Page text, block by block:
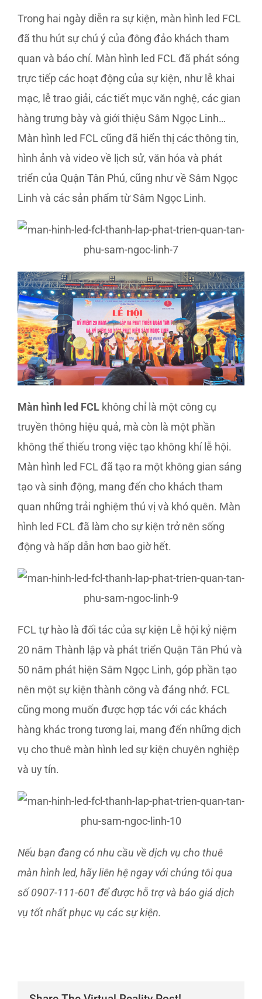
Trong hai ngày diễn ra sự kiện, màn hình led FCL
đã thu hút sự chú ý của đông đảo khách tham
quan và báo chí. Màn hình led FCL đã phát sóng
trực tiếp các hoạt động của sự kiện, như lễ khai
mạc, lễ trao giải, các tiết mục văn nghệ, các gian
hàng trưng bày và giới thiệu Sâm Ngọc Linh…
Màn hình led FCL cũng đã hiển thị các thông tin,
hình ảnh và video về lịch sử, văn hóa và phát
triển của Quận Tân Phú, cũng như về Sâm Ngọc
Linh và các sản phẩm từ Sâm Ngọc Linh.
Màn hình led FCL không chỉ là một công cụ
truyền thông hiệu quả, mà còn là một phần
không thể thiếu trong việc tạo không khí lễ hội.
Màn hình led FCL đã tạo ra một không gian sáng
tạo và sinh động, mang đến cho khách tham
quan những trải nghiệm thú vị và khó quên. Màn
hình led FCL đã làm cho sự kiện trở nên sống
động và hấp dẫn hơn bao giờ hết.
FCL tự hào là đối tác của sự kiện Lễ hội kỷ niệm
20 năm Thành lập và phát triển Quận Tân Phú và
50 năm phát hiện Sâm Ngọc Linh, góp phần tạo
nên một sự kiện thành công và đáng nhớ. FCL
cũng mong muốn được hợp tác với các khách
hàng khác trong tương lai, mang đến những dịch
vụ cho thuê màn hình led sự kiện chuyên nghiệp
và uy tín.
Nếu bạn đang có nhu cầu về dịch vụ cho thuê
màn hình led, hãy liên hệ ngay với chúng tôi qua
số 0907-111-601 để được hỗ trợ và báo giá dịch
vụ tốt nhất phục vụ các sự kiện.